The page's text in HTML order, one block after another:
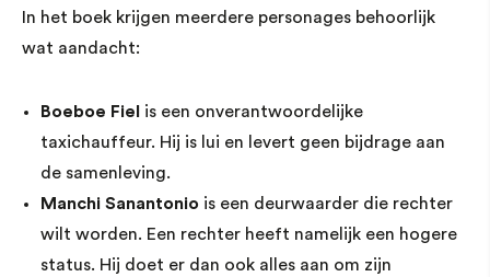
In het boek krijgen meerdere personages behoorlijk
wat aandacht:
Boeboe Fiel
is een onverantwoordelijke
taxichauffeur. Hij is lui en levert geen bijdrage aan
de samenleving.
Manchi Sanantonio is een deurwaarder die rechter
wilt worden. Een rechter heeft namelijk een hogere
status. Hij doet er dan ook alles aan om zijn